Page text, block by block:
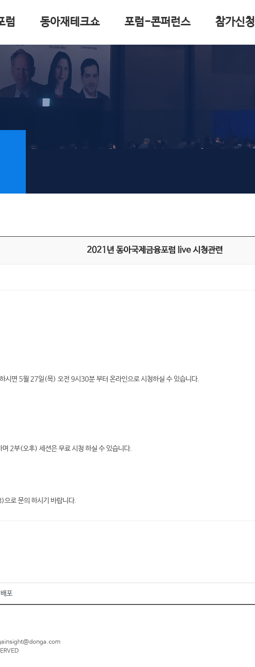
럼 동아재테크쇼 포럼-콘퍼런스 참가신청
2021년 동아국제금융포럼 live 시청관련
시면 5월 27일(목) 오전 9시30분 부터 온라인으로 시청하실 수 있습니다.
2부(오후) 세션은 무료 시청 하실 수 있습니다.
로 문의 하시기 바랍니다.
포